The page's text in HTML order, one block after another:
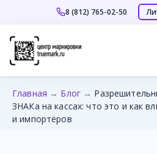
8 (812) 765-02-50
содержимому
Главная → Блог→
ЗНАКа на кассах: что это и как
и импортёров